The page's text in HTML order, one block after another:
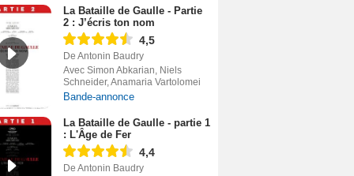
La Bataille de Gaulle - Partie
2 : J’écris ton nom
4,5
De Antonin Baudry
Avec Simon Abkarian, Niels
Schneider, Anamaria Vartolomei
Bande-annonce
La Bataille de Gaulle - partie 1
: L'Âge de Fer
4,4
De Antonin Baudry